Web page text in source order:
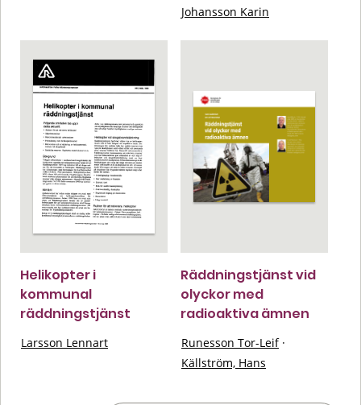
Johansson Karin
Helikopter i
kommunal
räddningstjänst
Larsson Lennart
Räddningstjänst vid
olyckor med
radioaktiva ämnen
Runesson Tor-Leif ·
Källström, Hans